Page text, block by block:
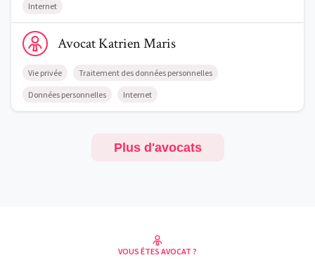
Internet
Voir le profil de AvocatKatrien Maris
AvocatKatrienMaris
Vie privée Traitement des données personnelles
Données personnelles Internet
Plus d'avocats
VOUS ÊTES AVOCAT ?